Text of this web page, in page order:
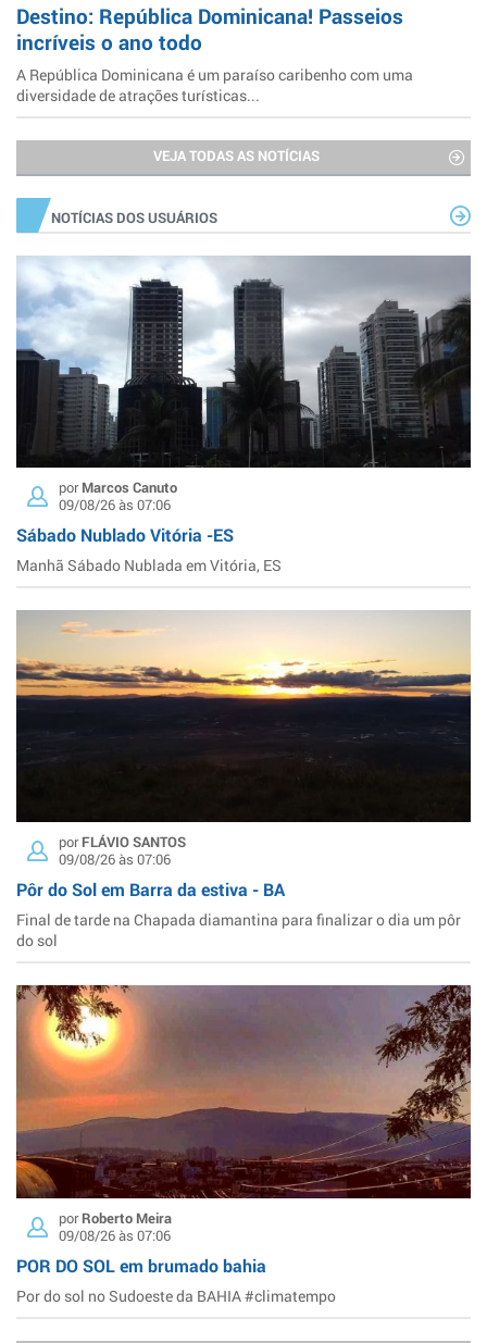
Destino: República Dominicana! Passeios
incríveis o ano todo
A República Dominicana é um paraíso caribenho com uma
diversidade de atrações turísticas...
VEJA TODAS AS NOTÍCIAS
NOTÍCIAS DOS USUÁRIOS
porMarcos Canuto
09/08/26 às 07:06
Sábado Nublado Vitória -ES
Manhã Sábado Nublada em Vitória, ES
porFLÁVIO SANTOS
09/08/26 às 07:06
Pôr do Sol em Barra da estiva - BA
Final de tarde na Chapada diamantina para finalizar o dia um pôr
do sol
porRoberto Meira
09/08/26 às 07:06
POR DO SOL em brumado bahia
Por do sol no Sudoeste da BAHIA #climatempo